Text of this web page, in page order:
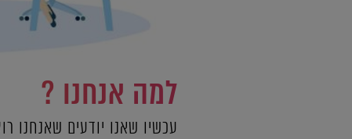
למה אנחנו ?
עכשיו שאנו יודעים שאנחנו